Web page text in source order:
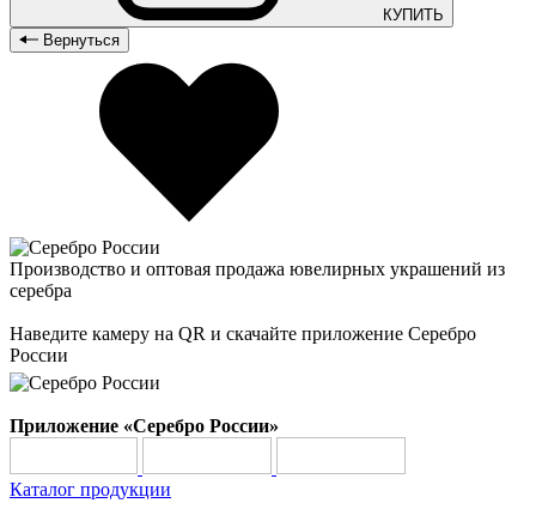
КУПИТЬ
Вернуться
Производство и оптовая продажа ювелирных украшений из
серебра
Наведите камеру на QR и скачайте приложение Серебро
России
Приложение «Серебро России»
Каталог продукции